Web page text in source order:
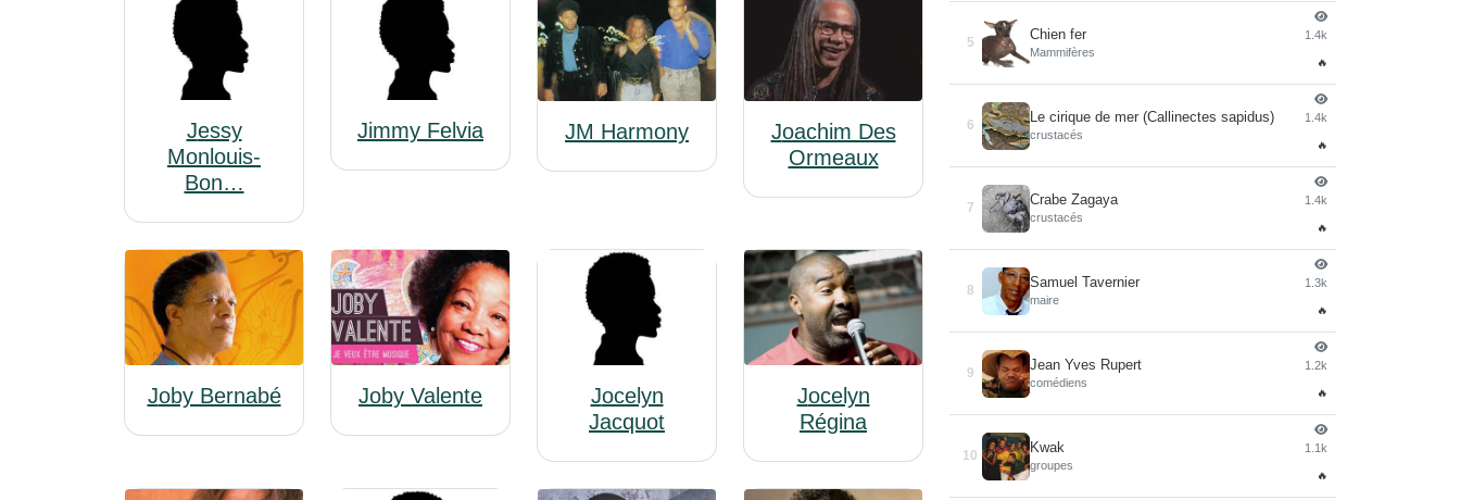
Jessy
Monlouis-
Bon…
Jimmy Felvia JM Harmony
Joachim Des
Ormeaux
Joby Bernabé Joby Valente
Jocelyn
Jacquot
Jocelyn
Régina
5
Chien fer
Mammifères
1.4k
🔥
6
Le cirique de mer (Callinectes sapidus)
crustacés
1.4k
🔥
7
Crabe Zagaya
crustacés
1.4k
🔥
8
Samuel Tavernier
maire
1.3k
🔥
9
Jean Yves Rupert
comédiens
1.2k
🔥
10
Kwak
groupes
1.1k
🔥